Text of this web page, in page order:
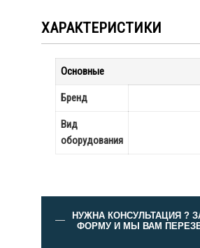
ХАРАКТЕРИСТИКИ
Основные
Бренд
Вид
оборудования
НУЖНА КОНСУЛЬТАЦИЯ ?
ФОРМУ И МЫ ВАМ